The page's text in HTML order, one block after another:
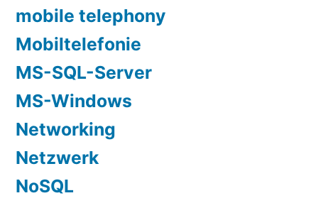
mobile telephony
Mobiltelefonie
MS-SQL-Server
MS-Windows
Networking
Netzwerk
NoSQL